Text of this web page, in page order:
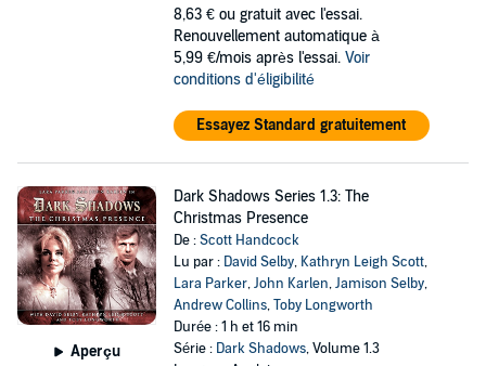
8,63 € ou gratuit avec l'essai.
Renouvellement automatique à
5,99 €/mois après l'essai. Voir
conditions d'éligibilité
Essayez Standard gratuitement
Aperçu
Dark Shadows Series 1.3: The
Christmas Presence
De :Scott Handcock
Lu par : David Selby, Kathryn Leigh Scott,
Lara Parker,John Karlen,Jamison Selby,
Andrew Collins,Toby Longworth
Durée : 1 h et 16 min
Série : Dark Shadows, Volume 1.3